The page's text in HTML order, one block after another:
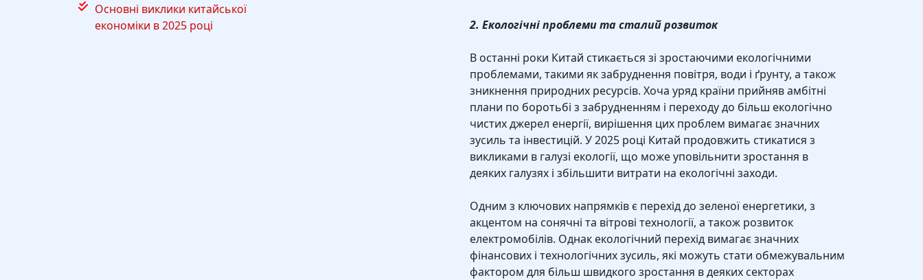
Основні виклики китайської
економіки в 2025 році
2. Екологічні проблеми та сталий розвиток
В останні роки Китай стикається зі зростаючими екологічними
проблемами, такими як забруднення повітря, води і ґрунту, а також
зникнення природних ресурсів. Хоча уряд країни прийняв амбітні
плани по боротьбі з забрудненням і переходу до більш екологічно
чистих джерел енергії, вирішення цих проблем вимагає значних
зусиль та інвестицій. У 2025 році Китай продовжить стикатися з
викликами в галузі екології, що може уповільнити зростання в
деяких галузях і збільшити витрати на екологічні заходи.
Одним з ключових напрямків є перехід до зеленої енергетики, з
акцентом на сонячні та вітрові технології, а також розвиток
електромобілів. Однак екологічний перехід вимагає значних
фінансових і технологічних зусиль, які можуть стати обмежувальним
фактором для більш швидкого зростання в деяких секторах